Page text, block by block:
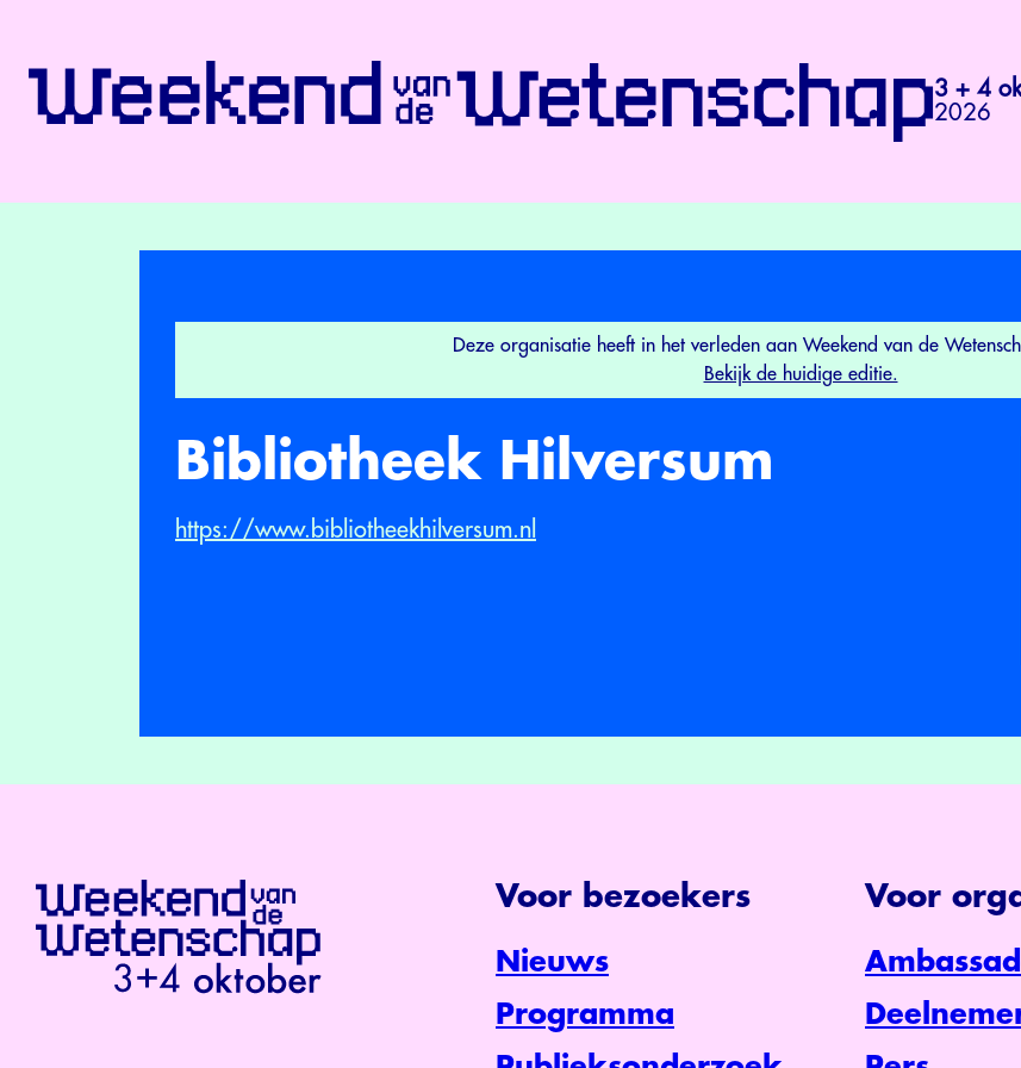
3 + 4
2026
Deze organisatie heeft in het verleden aan Weekend van de
Bekijk de huidige editie.
Bibliotheek Hilversum
https://www.bibliotheekhilversum.nl
Voor bezoekers
Nieuws
Programma
Voor